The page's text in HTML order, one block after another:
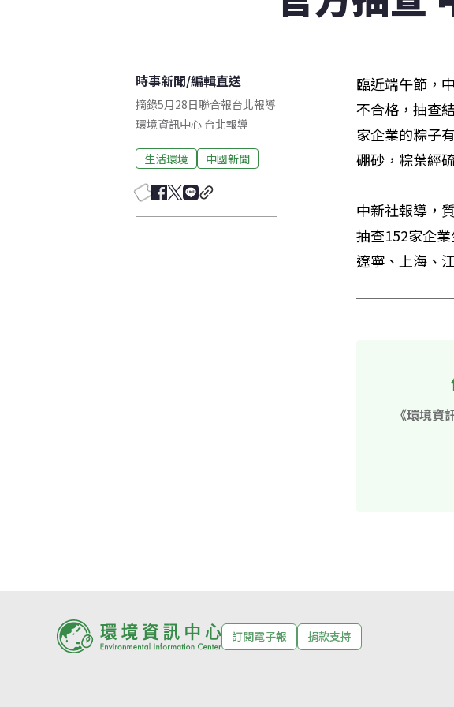
時事新聞/編輯直送
摘錄5月28日聯合報台北報導
環境資訊中心 台北報導
生活環境 中國新聞
臨近端午節，
不合格，抽查
家企業的粽子
硼砂，粽葉經
中新社報導，
抽查152家企
遼寧、上海、
《環境
訂閱電子報 捐款支持